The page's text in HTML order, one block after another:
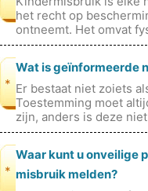
het recht op
ontneemt. Het omvat
verwaarloosbaar
*
Wat is geïnformeerde
Er bestaat niet zoiets
Toestemming moet
zijn, anders is deze
*
Waar kunt u onveilige
misbruik melden?